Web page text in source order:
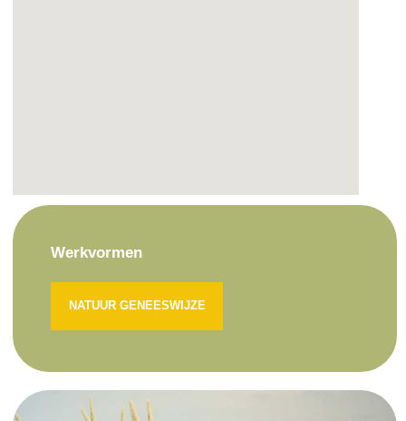
Werkvormen
NATUUR GENEESWIJZE